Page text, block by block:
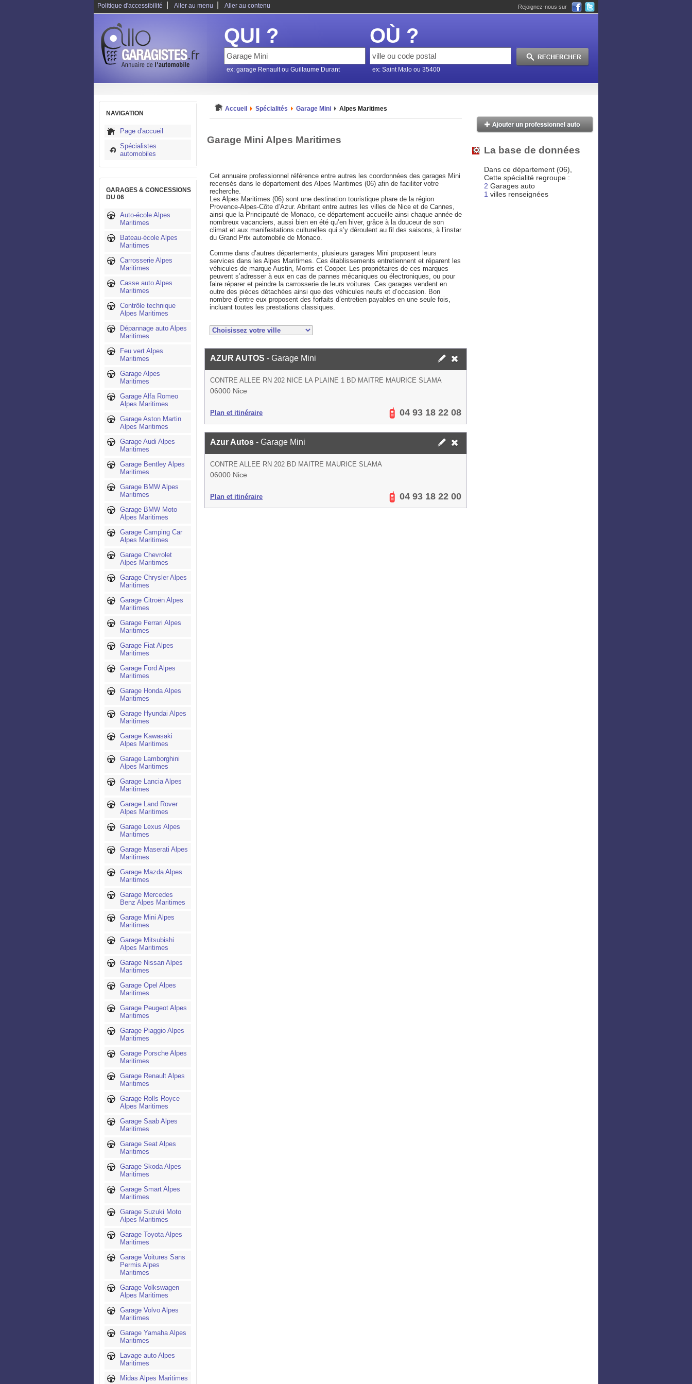
Politique d'accessibilité Aller au menu Aller au contenu Rejoignez-nous sur
QUI ?
ex: garage Renault ou Guillaume Durant
OÙ ?
ex: Saint Malo ou 35400
NAVIGATION
Page d'accueil
Spécialistes
automobiles
GARAGES & CONCESSIONS
DU 06
Auto-école Alpes
Maritimes
Bateau-école Alpes
Maritimes
Carrosserie Alpes
Maritimes
Casse auto Alpes
Maritimes
Contrôle technique
Alpes Maritimes
Dépannage auto Alpes
Maritimes
Feu vert Alpes
Maritimes
Garage Alpes
Maritimes
Garage Alfa Romeo
Alpes Maritimes
Garage Aston Martin
Alpes Maritimes
Garage Audi Alpes
Maritimes
Garage Bentley Alpes
Maritimes
Garage BMW Alpes
Maritimes
Garage BMW Moto
Alpes Maritimes
Garage Camping Car
Alpes Maritimes
Garage Chevrolet
Alpes Maritimes
Garage Chrysler Alpes
Maritimes
Garage Citroën Alpes
Maritimes
Garage Ferrari Alpes
Maritimes
Garage Fiat Alpes
Maritimes
Garage Ford Alpes
Maritimes
Garage Honda Alpes
Maritimes
Garage Hyundai Alpes
Maritimes
Garage Kawasaki
Alpes Maritimes
Garage Lamborghini
Alpes Maritimes
Garage Lancia Alpes
Maritimes
Garage Land Rover
Alpes Maritimes
Garage Lexus Alpes
Maritimes
Garage Maserati Alpes
Maritimes
Garage Mazda Alpes
Maritimes
Garage Mercedes
Benz Alpes Maritimes
Garage Mini Alpes
Maritimes
Garage Mitsubishi
Alpes Maritimes
Garage Nissan Alpes
Maritimes
Garage Opel Alpes
Maritimes
Garage Peugeot Alpes
Maritimes
Garage Piaggio Alpes
Maritimes
Garage Porsche Alpes
Maritimes
Garage Renault Alpes
Maritimes
Garage Rolls Royce
Alpes Maritimes
Garage Saab Alpes
Maritimes
Garage Seat Alpes
Maritimes
Garage Skoda Alpes
Maritimes
Garage Smart Alpes
Maritimes
Garage Suzuki Moto
Alpes Maritimes
Garage Toyota Alpes
Maritimes
Garage Voitures Sans
Permis Alpes
Maritimes
Garage Volkswagen
Alpes Maritimes
Garage Volvo Alpes
Maritimes
Garage Yamaha Alpes
Maritimes
Lavage auto Alpes
Maritimes
Midas Alpes Maritimes
Accueil Spécialités Garage Mini Alpes Maritimes
Garage Mini Alpes Maritimes
Cet annuaire professionnel référence entre autres les coordonnées des garages Mini
recensés dans le département des Alpes Maritimes (06) afin de faciliter votre
recherche.
Les Alpes Maritimes (06) sont une destination touristique phare de la région
Provence-Alpes-Côte d’Azur. Abritant entre autres les villes de Nice et de Cannes,
ainsi que la Principauté de Monaco, ce département accueille ainsi chaque année de
nombreux vacanciers, aussi bien en été qu’en hiver, grâce à la douceur de son
climat et aux manifestations culturelles qui s’y déroulent au fil des saisons, à l’instar
du Grand Prix automobile de Monaco.
Comme dans d’autres départements, plusieurs garages Mini proposent leurs
services dans les Alpes Maritimes. Ces établissements entretiennent et réparent les
véhicules de marque Austin, Morris et Cooper. Les propriétaires de ces marques
peuvent s’adresser à eux en cas de pannes mécaniques ou électroniques, ou pour
faire réparer et peindre la carrosserie de leurs voitures. Ces garages vendent en
outre des pièces détachées ainsi que des véhicules neufs et d’occasion. Bon
nombre d’entre eux proposent des forfaits d’entretien payables en une seule fois,
incluant toutes les prestations classiques.
AZUR AUTOS - Garage Mini
CONTRE ALLEE RN 202 NICE LA PLAINE 1 BD MAITRE MAURICE SLAMA
06000 Nice
Plan et itinéraire 04 93 18 22 08
Azur Autos - Garage Mini
CONTRE ALLEE RN 202 BD MAITRE MAURICE SLAMA
06000 Nice
Plan et itinéraire 04 93 18 22 00
La base de données
Dans ce département (06),
Cette spécialité regroupe :
2 Garages auto
1 villes renseignées